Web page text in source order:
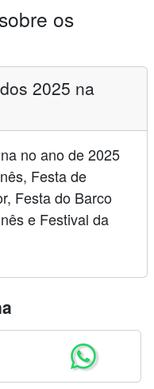
os
2025 na
no ano de 2025
Festa de
Festa do Barco
e Festival da